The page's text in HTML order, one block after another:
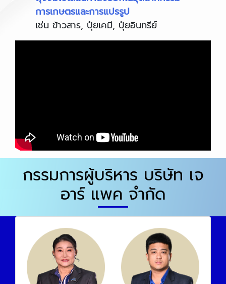
การเกษตรและการแปรรูป
เช่น ข้าวสาร, ปุ๋ยเคมี, ปุ๋ยอินทรีย์
กรรมการผู้บริหาร บริษัท เจ
อาร์ แพค จำกัด